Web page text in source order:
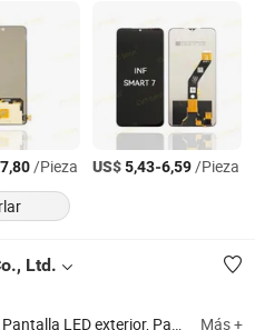
7,80/Pieza US$5,43-6,59/Pieza
Ltd.
Pantalla LED de alquiler, Pantalla LED flexible, Pantalla LED transparente, Pantalla LCD Más +